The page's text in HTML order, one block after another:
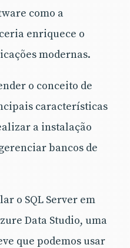
como a
enriquece o
modernas.
o conceito de
características
a instalação
bancos de
o SQL Server em
Data Studio, uma
que podemos usar